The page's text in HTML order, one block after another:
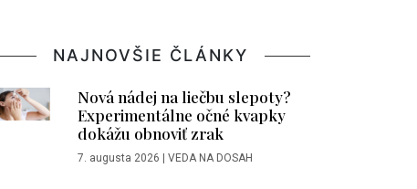
NAJNOVŠIE ČLÁNKY
Nová nádej na liečbu slepoty?
Experimentálne očné kvapky
dokážu obnoviť zrak
7. augusta 2026 | VEDA NA DOSAH